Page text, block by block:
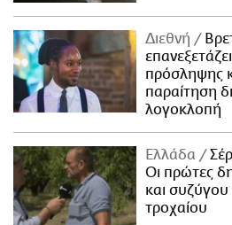
Διεθνή
πρόσληψης
παραίτηση
λογοκλοπή
Ελλάδα
Οι πρώτες
και
τροχαίου